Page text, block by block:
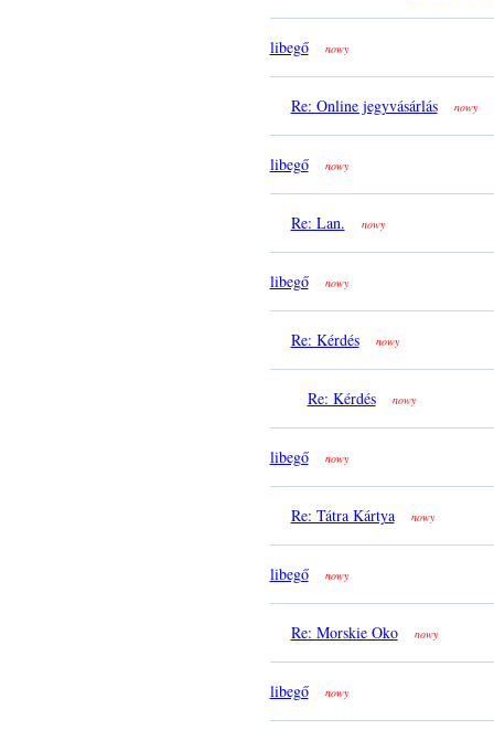
libegő nowy
Re: Online jegyvásárlás nowy
libegő nowy
Re: Lan. nowy
libegő nowy
Re: Kérdés nowy
Re: Kérdés nowy
libegő nowy
Re: Tátra Kártya nowy
libegő nowy
Re: Morskie Oko nowy
libegő nowy